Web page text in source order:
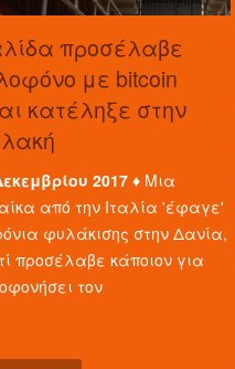
προσέλαβε
με bitcoin
κατέληξε στην
2017 ♦ Μια
από την Ιταλία 'έφαγε'
φυλάκισης στην Δανία,
προσέλαβε κάποιον για
τον